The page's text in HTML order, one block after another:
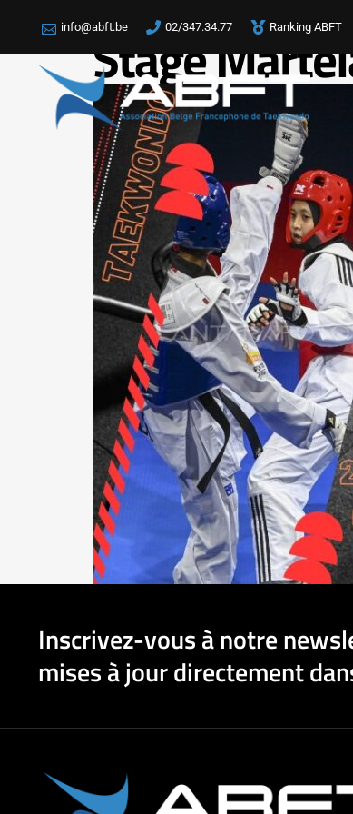
info@abft.be 02/347.34.77 Ranking ABFT
Stage
Inscrivez-vous à notre
mises à jour directement